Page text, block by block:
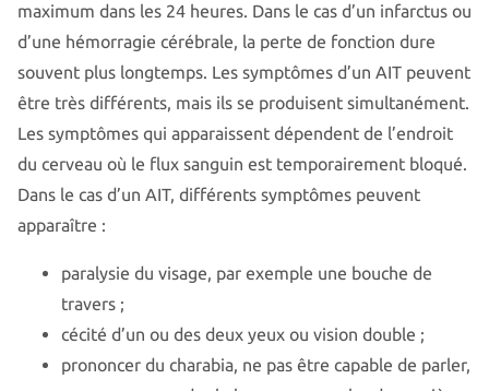
maximum dans les 24 heures. Dans le cas d’un infarctus ou
d’une hémorragie cérébrale, la perte de fonction dure
souvent plus longtemps. Les symptômes d’un AIT peuvent
être très différents, mais ils se produisent simultanément.
Les symptômes qui apparaissent dépendent de l’endroit
du cerveau où le flux sanguin est temporairement bloqué.
Dans le cas d’un AIT, différents symptômes peuvent
apparaître :
paralysie du visage, par exemple une bouche de
travers ;
cécité d’un ou des deux yeux ou vision double ;
prononcer du charabia, ne pas être capable de parler,